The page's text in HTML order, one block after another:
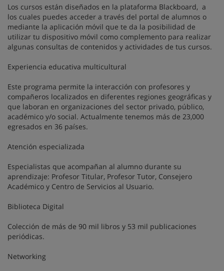
Los cursos están diseñados en la plataforma Blackboard, a
los cuales puedes acceder a través del portal de alumnos o
mediante la aplicación móvil que te da la posibilidad de
utilizar tu dispositivo móvil como complemento para realizar
algunas consultas de contenidos y actividades de tus cursos.
Experiencia educativa multicultural
Este programa permite la interacción con profesores y
compañeros localizados en diferentes regiones geográficas y
que laboran en organizaciones del sector privado, público,
académico y/o social. Actualmente tenemos más de 23,000
egresados en 36 países.
Atención especializada
Especialistas que acompañan al alumno durante su
aprendizaje: Profesor Titular, Profesor Tutor, Consejero
Académico y Centro de Servicios al Usuario.
Biblioteca Digital
Colección de más de 90 mil libros y 53 mil publicaciones
periódicas.
Networking